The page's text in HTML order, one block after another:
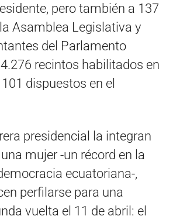
pero también a 137
Asamblea Legislativa y
del Parlamento
recintos habilitados en
dispuestos en el
presidencial la integran
mujer -un récord en la
ecuatoriana-,
perfilarse para una
vuelta el 11 de abril: el